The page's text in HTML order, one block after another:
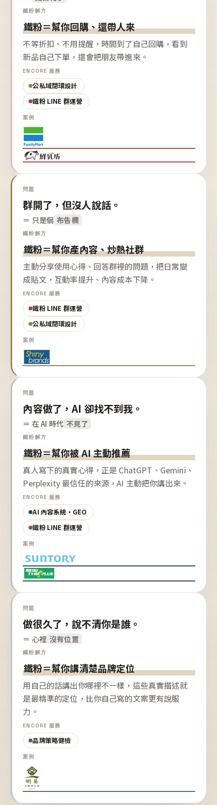
鐵粉解方
鐵粉＝幫你回購、還帶人來
不等折扣、不用提醒，時間到了自己回購，看到
新品自己下單，還會把朋友帶進來。
ENCORE 服務
公私域閉環設計
鐵粉 LINE 群運營
案例
問題
群開了，但沒人說話。
＝ 只是個 布告欄
鐵粉解方
鐵粉＝幫你產內容、炒熱社群
主動分享使用心得、回答群裡的問題，把日常變
成貼文，互動率提升、內容成本下降。
ENCORE 服務
鐵粉 LINE 群運營
公私域閉環設計
案例
問題
內容做了，AI 卻找不到我。
＝ 在 AI 時代 不見了
鐵粉解方
鐵粉＝幫你被 AI 主動推薦
真人寫下的真實心得，正是 ChatGPT、Gemini、
Perplexity 最信任的來源，AI 主動把你講出來。
ENCORE 服務
AI 內容系統・GEO
鐵粉 LINE 群運營
案例
問題
做很久了，說不清你是誰。
＝ 心裡 沒有位置
鐵粉解方
鐵粉＝幫你講清楚品牌定位
用自己的話講出你哪裡不一樣，這些真實描述就
是最精準的定位，比你自己寫的文案更有說服
力。
ENCORE 服務
品牌策略健檢
案例